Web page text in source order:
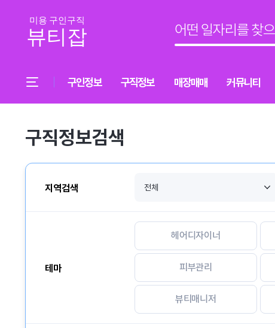
구인정보 구직정보 매장매매 커뮤니티
구직정보검색
지역검색
테마
헤어디자이너
피부관리
뷰티매니저